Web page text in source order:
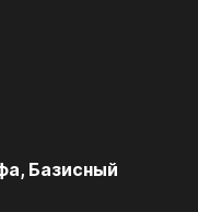
Базисный